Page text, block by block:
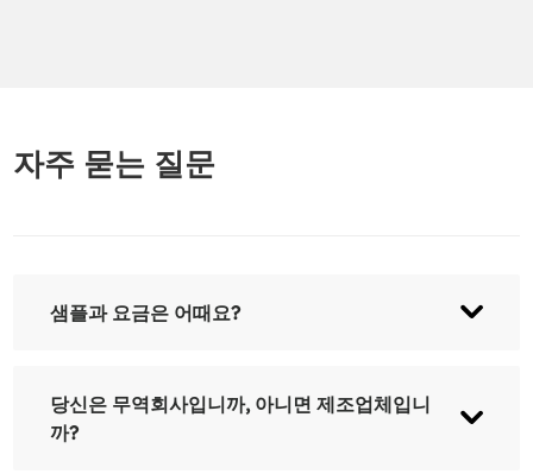
자주 묻는 질문
샘플과 요금은 어때요?
샘플은 무료이며, 배송비는 유료입니다. 주문하시면
배송비를 환불해 드립니다.
당신은 무역회사입니까, 아니면 제조업체입니
까?